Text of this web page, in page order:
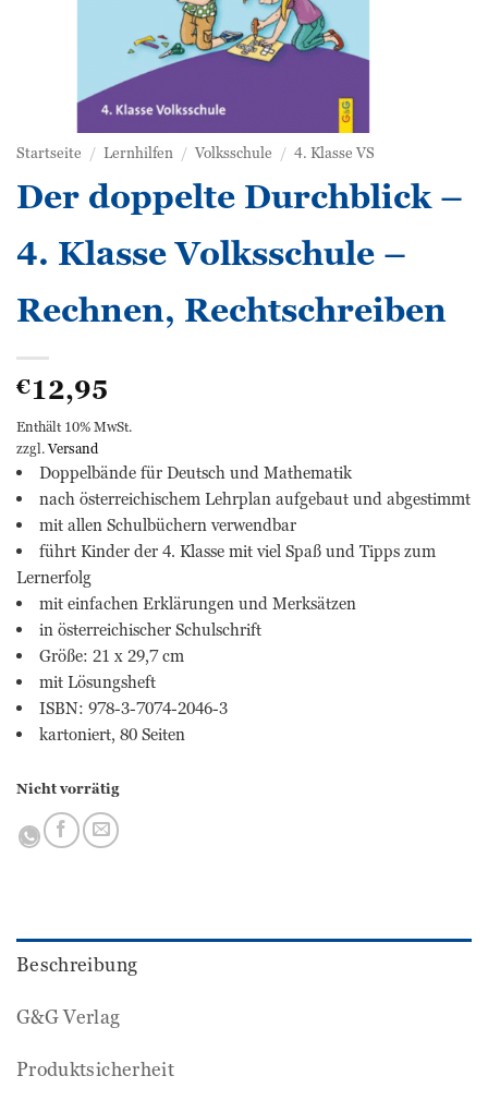
Startseite / Lernhilfen / Volksschule / 4. Klasse VS
Der doppelte Durchblick –
4. Klasse Volksschule –
Rechnen, Rechtschreiben
€12,95
Enthält 10% MwSt.
zzgl.Versand
Doppelbände für Deutsch und Mathematik
nach österreichischem Lehrplan aufgebaut und abgestimmt
mit allen Schulbüchern verwendbar
führt Kinder der 4. Klasse mit viel Spaß und Tipps zum
Lernerfolg
mit einfachen Erklärungen und Merksätzen
in österreichischer Schulschrift
Größe: 21 x 29,7 cm
mit Lösungsheft
ISBN: 978-3-7074-2046-3
kartoniert, 80 Seiten
Nicht vorrätig
Beschreibung
G&G Verlag
Produktsicherheit